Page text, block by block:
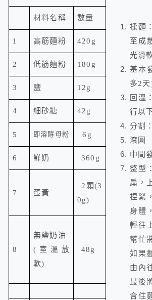
揉麵
至成
光滑
基本
多2
回溫
行以
分割：
滾圓
中間
整型
扁，
捏緊
身體
輕往
幫忙
如果
由內
最後
含住
材料名稱 數量
1 高筋麵粉 420g
2 低筋麵粉 180g
3 鹽 12g
4 細砂糖 42g
5 即溶酵母粉 6g
6 鮮奶 360g
7 蛋黃
2顆(3
0g)
8
無鹽奶油
(室溫放
軟)
48g